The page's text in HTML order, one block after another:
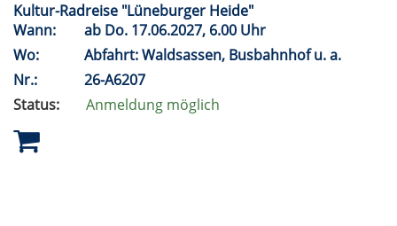
Kultur-Radreise "Lüneburger Heide"
Wann:
ab Do. 17.06.2027, 6.00 Uhr
Wo:
Abfahrt: Waldsassen, Busbahnhof u. a.
Nr.:
26-A6207
Status:
Anmeldung möglich